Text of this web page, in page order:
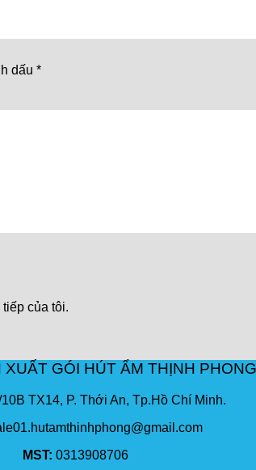
dấu *
của tôi.
XUẤT GÓI HÚT ẨM THỊNH PHONG
TX14, P. Thới An, Tp.Hồ Chí Minh.
MST: 0313908706